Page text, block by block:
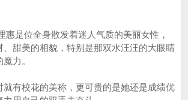
是位全身散发着迷人气质的美丽女性，
、甜美的相貌，特别是那双水汪汪的大眼睛
力。
有校花的美称，更可贵的是她还是成绩优